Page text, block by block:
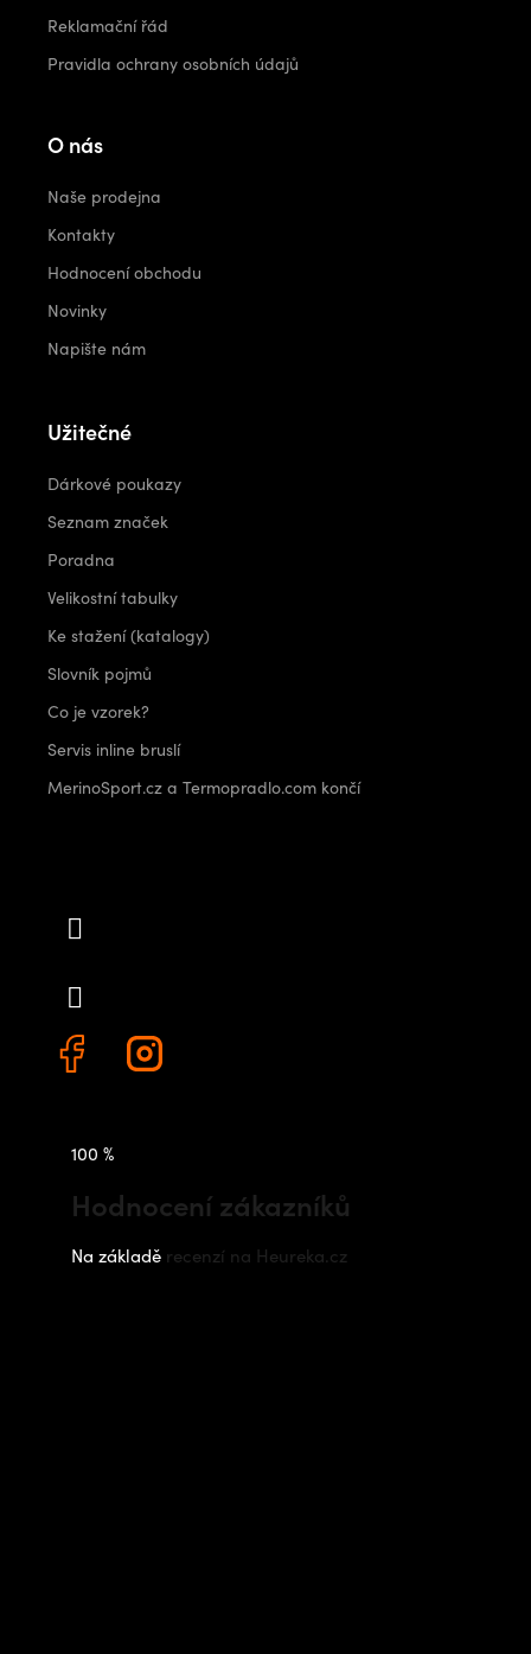
Reklamační řád
Pravidla ochrany osobních údajů
O nás
Naše prodejna
Kontakty
Hodnocení obchodu
Novinky
Napište nám
Užitečné
Dárkové poukazy
Seznam značek
Poradna
Velikostní tabulky
Ke stažení (katalogy)
Slovník pojmů
Co je vzorek?
Servis inline bruslí
MerinoSport.cz a Termopradlo.com končí
100 %
Hodnocení zákazníků
Na základě recenzí na Heureka.cz